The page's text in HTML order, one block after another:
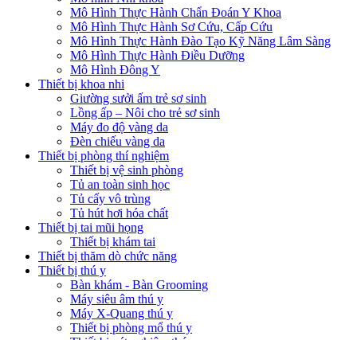
Mô Hình Thực Hành Chẩn Đoán Y Khoa
Mô Hình Thực Hành Sơ Cứu, Cấp Cứu
Mô Hình Thực Hành Đào Tạo Kỹ Năng Lâm Sàng
Mô Hình Thực Hành Điều Dưỡng
Mô Hình Đông Y
Thiết bị khoa nhi
Giường sưởi ấm trẻ sơ sinh
Lồng ấp – Nôi cho trẻ sơ sinh
Máy đo độ vàng da
Đèn chiếu vàng da
Thiết bị phòng thí nghiệm
Thiết bị vệ sinh phòng
Tủ an toàn sinh học
Tủ cấy vô trùng
Tủ hút hơi hóa chất
Thiết bị tai mũi họng
Thiết bị khám tai
Thiết bị thăm dò chức năng
Thiết bị thú y
Bàn khám - Bàn Grooming
Máy siêu âm thú y
Máy X-Quang thú y
Thiết bị phòng mổ thú y